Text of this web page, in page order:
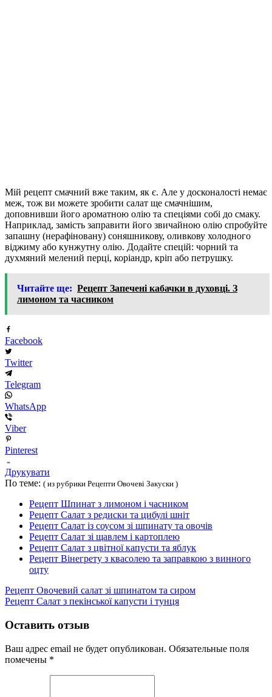
Мій рецепт смачний вже таким, як є. Але у досконалості немає
меж, тож ви можете зробити салат ще смачнішим,
доповнивши його ароматною олію та спеціями собі до смаку.
Наприклад, замість заправити його звичайною олію спробуйте
запашну (нерафіновану) соняшникову, оливкову холодного
віджиму або кунжутну олію. Додайте спецій: чорний та
духмяний мелений перці, коріандр, кріп або петрушку.
Читайте ще: Рецепт Запечені кабачки в духовці. З
лимоном та часником
Facebook
Twitter
Telegram
WhatsApp
Viber
Pinterest
Друкувати
По теме: ( из рубрики Рецепти Овочеві Закуски )
Рецепт Шпинат з лимоном і часником
Рецепт Салат з редиски та цибулі шніт
Рецепт Салат із соусом зі шпинату та овочів
Рецепт Салат зі щавлем і картоплею
Рецепт Салат з цвітної капусти та яблук
Рецепт Вінегрету з квасолею та заправкою з винного
оцту
Рецепт Овочевий салат зі шпинатом та сиром
Рецепт Салат з пекінської капусти і тунця
Оставить отзыв
Ваш адрес email не будет опубликован. Обязательные поля
помечены *